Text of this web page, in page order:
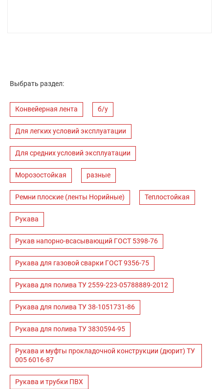
Выбрать раздел:
Конвейерная лента б/у
Для легких условий эксплуатации
Для средних условий эксплуатации
Морозостойкая разные
Ремни плоские (ленты Норийные) Теплостойкая
Рукава
Рукав напорно-всасывающий ГОСТ 5398-76
Рукава для газовой сварки ГОСТ 9356-75
Рукава для полива ТУ 2559-223-05788889-2012
Рукава для полива ТУ 38-1051731-86
Рукава для полива ТУ 3830594-95
Рукава и муфты прокладочной конструкции (дюрит) ТУ
005 6016-87
Рукава и трубки ПВХ